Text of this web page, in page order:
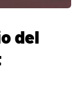
del